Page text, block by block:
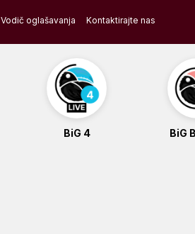
Vodič oglašavanja Kontaktirajte nas
BiG 4 BiG